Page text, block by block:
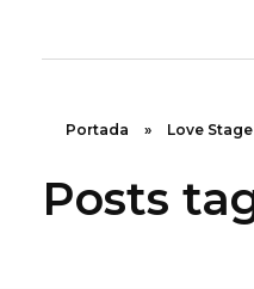
Rugidos Disidentes
Bogotá - Colombia | ISSN 2619-5569
Portada » Love Stage
Posts